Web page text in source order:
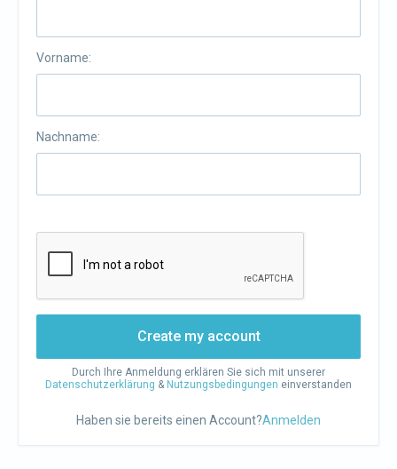
Vorname:
Nachname:
Create my account
Durch Ihre Anmeldung erklären Sie sich mit unserer
Datenschutzerklärung & Nutzungsbedingungen einverstanden
Haben sie bereits einen Account?Anmelden